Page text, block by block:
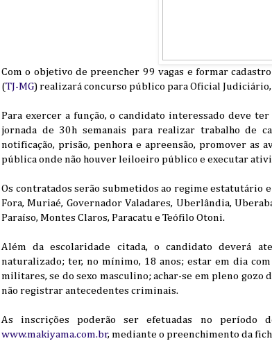
Com o objetivo de preencher 99 vagas e formar
(TJ-MG) realizará concurso público para Oficial
Para exercer a função, o candidato interessado deve
jornada de 30h semanais para realizar trabalho de
notificação, prisão, penhora e apreensão, promover as
pública onde não houver leiloeiro público e executar
Os contratados serão submetidos ao regime estatutário
Fora, Muriaé, Governador Valadares, Uberlândia,
Paraíso, Montes Claros, Paracatu e Teófilo Otoni.
Além da escolaridade citada, o candidato deverá
naturalizado; ter, no mínimo, 18 anos; estar em dia
militares, se do sexo masculino; achar-se em pleno
não registrar antecedentes criminais.
As inscrições poderão ser efetuadas no
www.makiyama.com.br, mediante o preenchimento da